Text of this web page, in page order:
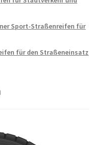
Sport-Straßenreifen für
für den Straßeneinsatz